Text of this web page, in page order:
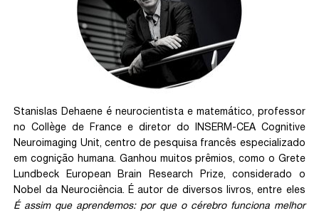
Stanislas Dehaene é neurocientista e matemático, professor
no Collège de France e diretor do INSERM-CEA Cognitive
Neuroimaging Unit, centro de pesquisa francês especializado
em cognição humana. Ganhou muitos prêmios, como o Grete
Lundbeck European Brain Research Prize, considerado o
Nobel da Neurociência. É autor de diversos livros, entre eles
É assim que aprendemos: por que o cérebro funciona melhor